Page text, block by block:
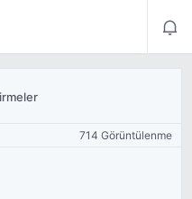
714 Görüntülenme